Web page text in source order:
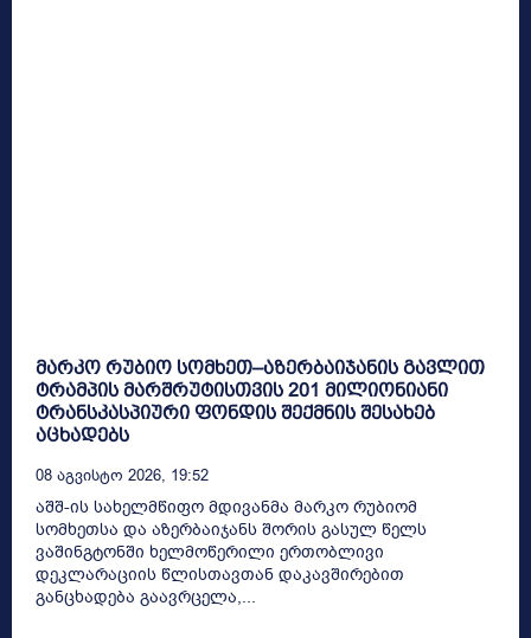
მარკო რუბიო სომხეთ–აზერბაიჯანის გავლით
ტრამპის მარშრუტისთვის 201 მილიონიანი
ტრანსკასპიური ფონდის შექმნის შესახებ
აცხადებს
08 Აგვისტო 2026, 19:52
აშშ-ის სახელმწიფო მდივანმა მარკო რუბიომ
სომხეთსა და აზერბაიჯანს შორის გასულ წელს
ვაშინგტონში ხელმოწერილი ერთობლივი
დეკლარაციის წლისთავთან დაკავშირებით
განცხადება გაავრცელა,...